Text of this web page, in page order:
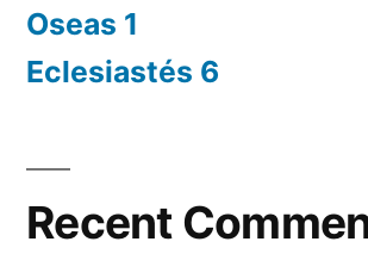
Oseas 1
Eclesiastés 6
Recent